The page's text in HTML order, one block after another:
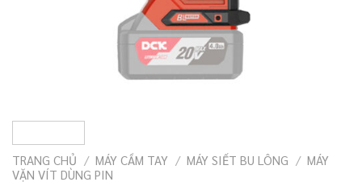
TRANG CHỦ / MÁY CẦM TAY / MÁY SIẾT BU LÔNG / MÁY
VẶN VÍT DÙNG PIN